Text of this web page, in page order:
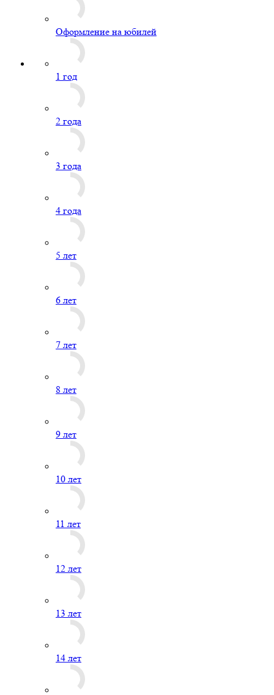
Оформление на юбилей
1 год
2 года
3 года
4 года
5 лет
6 лет
7 лет
8 лет
9 лет
10 лет
11 лет
12 лет
13 лет
14 лет